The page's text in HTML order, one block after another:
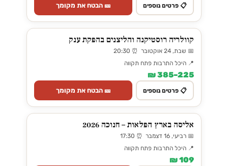
📋 פרטים נוספים 🎫 הבטח את מקומך
קוולריה רוסטיקנה והליצנים בהפקת ענק
📅 שבת, 24 אוקטובר ⏰ 20:30
📍 היכל התרבות פתח תקווה
225–385 ₪
📋 פרטים נוספים 🎫 הבטח את מקומך
אליסה בארץ הפלאות – חנוכה 2026
📅 רביעי, 16 דצמבר ⏰ 17:30
📍 היכל התרבות פתח תקווה
109 ₪